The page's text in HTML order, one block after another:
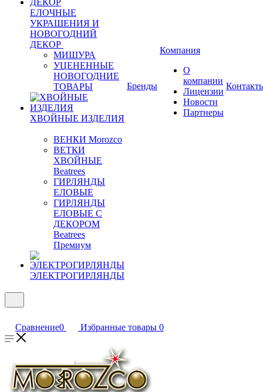
ЕЛОЧНЫЕ
УКРАШЕНИЯ И
НОВОГОДНИЙ
ДЕКОР
МИШУРА
УЦЕНЕННЫЕ
НОВОГОДНИЕ
ТОВАРЫ
ХВОЙНЫЕ ИЗДЕЛИЯ
ВЕНКИ Morozco
ВЕТКИ
ХВОЙНЫЕ
Beatrees
ГИРЛЯНДЫ
ЕЛОВЫЕ
ГИРЛЯНДЫ
ЕЛОВЫЕ С
ДЕКОРОМ
Beatrees
Премиум
ЭЛЕКТРОГИРЛЯНДЫ
Бренды
Компания
О
компании
Лицензии
Новости
Партнеры
Сравнение0 Избранные товары 0